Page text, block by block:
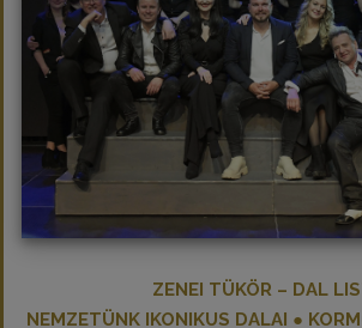
ZENEI TÜKÖR – DAL
NEMZETÜNK IKONIKUS DALAI ●